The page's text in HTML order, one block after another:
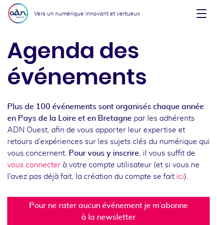
Aller au menu
Aller au contenu
Vers un numérique innovant et vertueux
Agenda des
événements
Plus de 100 événements sont organisés chaque année
en Pays de la Loire et en Bretagne par les adhérents
ADN Ouest, afin de vous apporter leur expertise et
retours d’expériences sur les sujets clés du numérique qui
vous concernent.
Pour vous y inscrire , il vous suffit de
vous connecter à votre compte utilisateur (et si vous ne
l'avez pas déjà fait, la création du compte se fait ici).
Pour ne rater aucun événement je m’abonne
à la newsletter